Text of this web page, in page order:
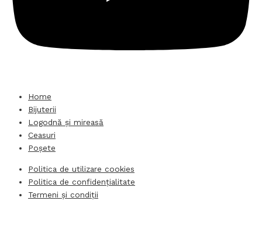
Home
Bijuterii
Logodnă și mireasă
Ceasuri
Poșete
Politica de utilizare cookies
Politica de confidențialitate
Termeni și condiții